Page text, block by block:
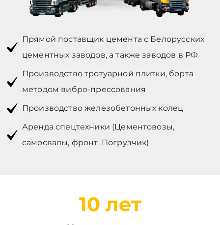
Прямой поставщик цемента с Белорусских
цементных заводов, а также заводов в РФ
Производство тротуарной плитки, борта
методом вибро-прессования
Производство железобетонных колец
Аренда спецтехники (Цементовозы,
самосвалы, фронт. Погрузчик)
10 лет